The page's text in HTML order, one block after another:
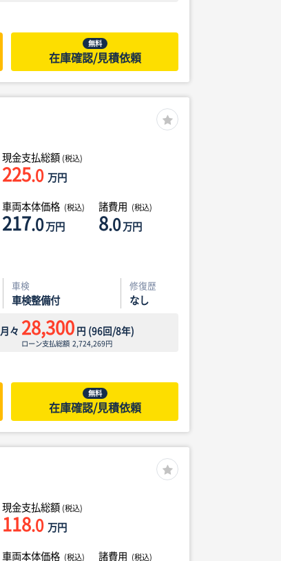
無料
在庫確認/見積依頼
現金支払総額 (税込)
225.0 万円
車両本体価格 (税込)
217.0万円
諸費用 (税込)
8.0万円
車検
車検整備付
修復歴
なし
月々 28,300円 (96回/8年)
ローン支払総額2,724,269円
無料
在庫確認/見積依頼
現金支払総額 (税込)
118.0 万円
車両本体価格 (税込) 諸費用 (税込)